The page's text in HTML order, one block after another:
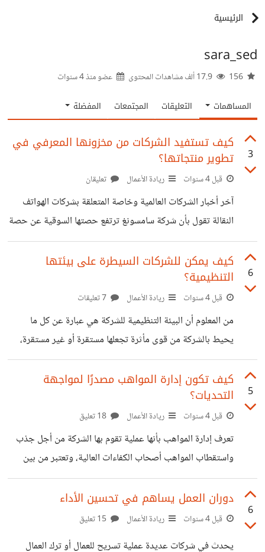
الرئيسية
sara_sed
عضو منذ4 سنوات
المساهمات التعليقات المجتمعات المفضلة
3
كيف تستفيد الشركات من مخزونها المعرفي في
تطوير منتجاتها؟
قبل 4 سنوات ريادة الأعمال تعليقان
آخر أخبار الشركات العالمية وخاصة المتعلقة بشركات الهواتف
النقالة تقول بأن شركة سامسونغ ترتفع حصتها السوقية عن حصة
أبل لتصبح 22% للحصة الإجمالية في العالم لسنة 2022، ويشير
نفس المصدر إلى أن جميع شركات الهواتف النقالة خسرت ما عدى
هذا قد يبادر لنا تساؤل حول كيف يمكن لهذه الشركات أن تحافظ
على ريادتها وارتفاع مبيعاتها؟ والجواب هو ببساطة أنها حريصة
على تطوير مخزونها المعرفي واستغلاله بشكل كفئ. إذن ماهو
6
كيف يمكن للشركات السيطرة على بيئتها
التنظيمية؟
قبل 4 سنوات ريادة الأعمال
من المعلوم أن البيئة التنظيمية للشركة هي عبارة عن كل ما
يحيط بالشركة من قوى مأثرة تجعلها مستقرة أو غير مستقرة،
وقد يتبادر إلى أذهاننا كيف يمكن للشركات أن تسيطر على بيئتها
وتجعلها أكثر استقرار ، ومن وجهة نظري فإنه يمكن للشركات
السيطرة على بيئتها التنظيمية بطريقة عديدة مثل الإجراءات
التنظيمية الداخلية والاستراتيجيات والإدارة المتجددة وكذلك
والتحليل الداخلي والخارجي للشركة. - الإجراءات التنظيمية
الداخلية تتضمن الإجراءات التي تضعها الشركة لتحديد الأداء
5
كيف تكون إدارة المواهب مصدرًا لمواجهة
التحديات؟
قبل 4 سنوات ريادة الأعمال
تعرف إدارة المواهب بأنها عملية تقوم بها الشركة من أجل جذب
واستقطاب المواهب أصحاب الكفاءات العالية، وتعتبر من بين
عمليات إدارة الموارد البشرية بل هناك من يعتقد بأنها مندمجة
تماما معها، فهي استراتيجية متكاملة تقوم إضافة إلى الاستقطاب
بتطوير تلك المواهب، لذلك فإن إدارة المواهب تتم وفق مجموعة
6
دوران العمل يساهم في تحسين الأداء
قبل 4 سنوات ريادة الأعمال
يحدث في شركات عديدة عملية تسريح للعمال أو ترك العمال